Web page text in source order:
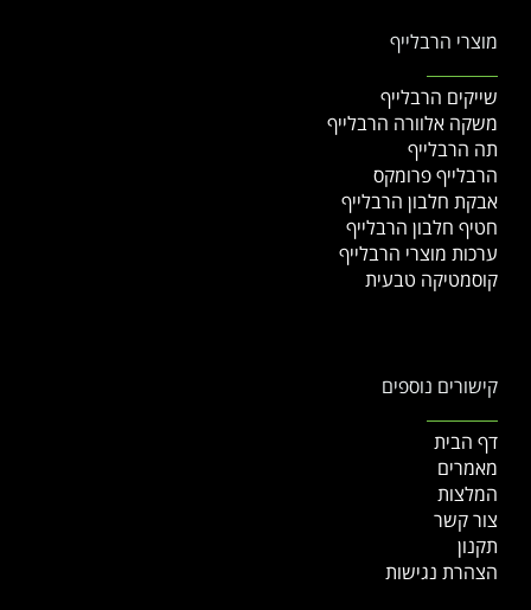
מוצרי הרבלייף
שייקים הרבלייף
משקה אלוורה הרבלייף
תה הרבלייף
הרבלייף פרומקס
אבקת חלבון הרבלייף
חטיף חלבון הרבלייף
ערכות מוצרי הרבלייף
קוסמטיקה טבעית
קישורים נוספים
דף הבית
מאמרים
המלצות
צור קשר
תקנון
הצהרת נגישות